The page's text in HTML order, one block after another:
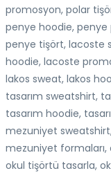
promosyon, polar
penye hoodie,
penye tişört, lacoste
hoodie, lacoste
lakos sweat, lakos
tasarım sweatshirt,
tasarım hoodie,
mezuniyet
mezuniyet formaları,
okul tişörtü tasarla,